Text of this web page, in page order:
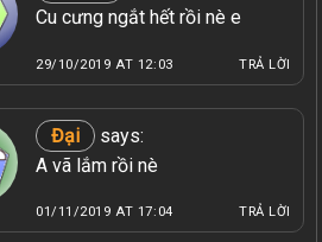
Cu cưng ngắt hết rồi nè e
29/10/2019 AT 12:03 TRẢ LỜI
Đại
says:
A vã lắm rồi nè
01/11/2019 AT 17:04 TRẢ LỜI